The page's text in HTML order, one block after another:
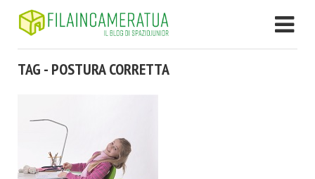
TAG - POSTURA CORRETTA